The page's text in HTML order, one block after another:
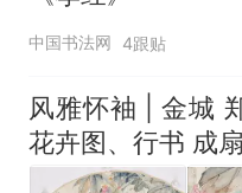
中国书法网 4跟贴
风雅怀袖 | 金城
花卉图、行书 成扇